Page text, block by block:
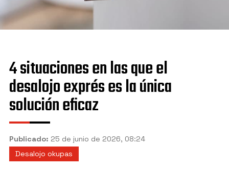
Fuengirola
Granada
Manilva
Marbella
Motril
Nerja
4 situaciones en las que el
desalojo exprés es la única
solución eficaz
Publicado: 25 de junio de 2026, 08:24
Desalojo okupas